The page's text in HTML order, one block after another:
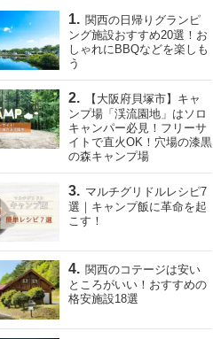
関西の日帰りグランピ
ング施設おすすめ20選！お
しゃれにBBQなどを楽しも
う
【大阪府貝塚市】キャ
ンプ場「渓流園地」はソロ
キャンパー必見！フリーサ
イトで直火OK！穴場の漆黒
の森キャンプ場
マルチグリドルレシピ7
選｜キャンプ飯に革命を起
こす！
関西のコテージは安い
ところがいい！おすすめの
格安施設18選